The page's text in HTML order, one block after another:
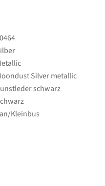
Silver metallic
schwarz
Kleinbus